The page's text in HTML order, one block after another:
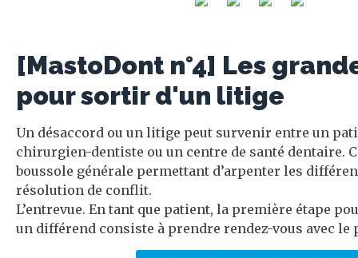
[MastoDont n°4] Les
pour sortir d'un litige
Un désaccord ou un litige peut survenir entre un
chirurgien-dentiste ou un centre de santé dentaire.
boussole générale permettant d’arpenter les
résolution de conflit.
L’entrevue. En tant que patient, la première étape
un différend consiste à prendre rendez-vous avec le